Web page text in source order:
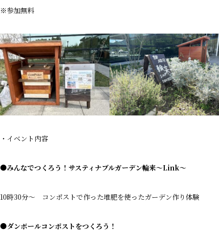
※参加無料
・イベント内容
●みんなでつくろう！サスティナブルガーデン輪来～Link～
10時30分～ コンポストで作った堆肥を使ったガーデン作り体験
●ダンボールコンポストをつくろう！